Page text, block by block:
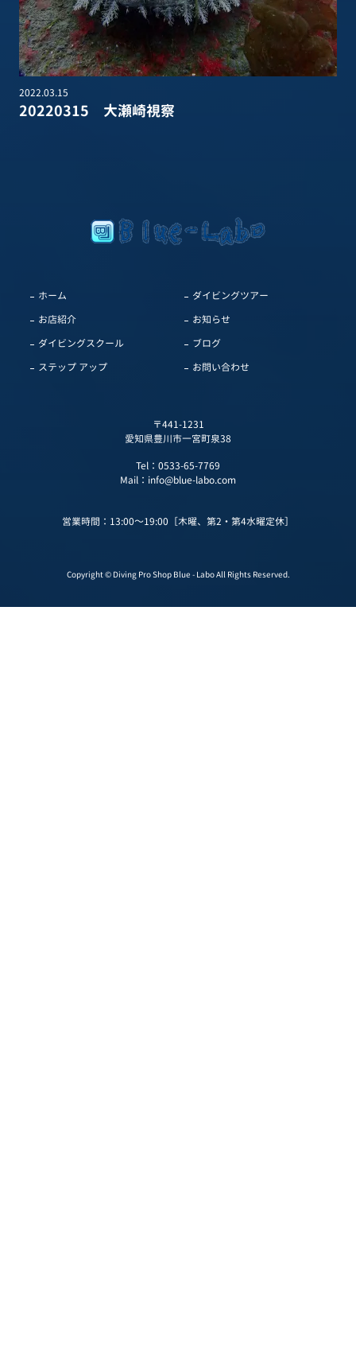
2022.03.15
20220315 大瀬崎視察
ホーム
お店紹介
ダイビングスクール
ステップ アップ
ダイビングツアー
お知らせ
ブログ
お問い合わせ
〒441-1231
愛知県豊川市一宮町泉38
Tel： 0533-65-7769
Mail： info@blue-labo.com
営業時間：13:00～19:00［木曜、第2・第4水曜定休］
Copyright © Diving Pro Shop Blue - Labo All Rights Reserved.